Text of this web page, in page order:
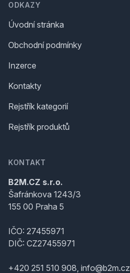
ODKAZY
Úvodní stránka
Obchodní podmínky
Inzerce
Kontakty
Rejstřík kategorií
Rejstřík produktů
KONTAKT
B2M.CZ s.r.o.
Šafránkova 1243/3
155 00 Praha 5
IČO: 27455971
DIČ: CZ27455971
+420 251 510 908, info@b2m.cz